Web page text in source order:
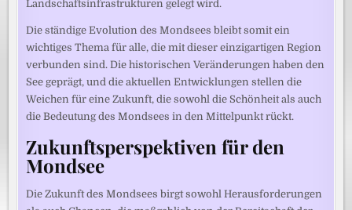
Landschaftsinfrastrukturen gelegt wird.
Die ständige Evolution des Mondsees bleibt somit ein
wichtiges Thema für alle, die mit dieser einzigartigen Region
verbunden sind. Die historischen Veränderungen haben den
See geprägt, und die aktuellen Entwicklungen stellen die
Weichen für eine Zukunft, die sowohl die Schönheit als auch
die Bedeutung des Mondsees in den Mittelpunkt rückt.
Zukunftsperspektiven für den
Mondsee
Die Zukunft des Mondsees birgt sowohl Herausforderungen